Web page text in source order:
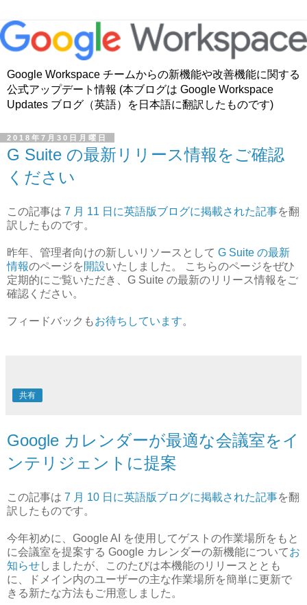
Google Workspace チームからの新機能や改善機能に関する
公式アップデート情報 (本ブログは Google Workspace
Updates ブログ（英語）を日本語に翻訳したものです)
2018年7月30日月曜日
G Suite の最新リリース情報をご確認
ください
この記事は 7 月 11 日に英語版ブログに掲載された記事を翻
訳したものです。
昨年、管理者向けの新しいリソースとして G Suite の最新
情報のページを 開設いたしました。 こちらのページをぜひ
定期的にご覧いただき、G Suite の最新のリリース情報をご
確認ください。
フィードバックもお待ちしています。
共有
Google カレンダーが最適な会議室をイ
ンテリジェントに提案
この記事は 7 月 10 日に英語版ブログに掲載された記事を翻
訳したものです。
今年初めに、Google AI を使用してゲストの作業場所をもと
に会議室を提案する Google カレンダーの新機能についてお
知らせしましたが、このたびは本機能のリリースととも
に、ドメイン内のユーザーの主な作業場所を簡単に更新で
きる新たな方法もご用意しました。